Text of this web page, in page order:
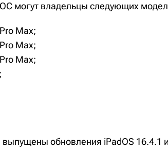
могут владельцы следующих
Max;
Max;
Max;
обновления iPadOS 16.4.1